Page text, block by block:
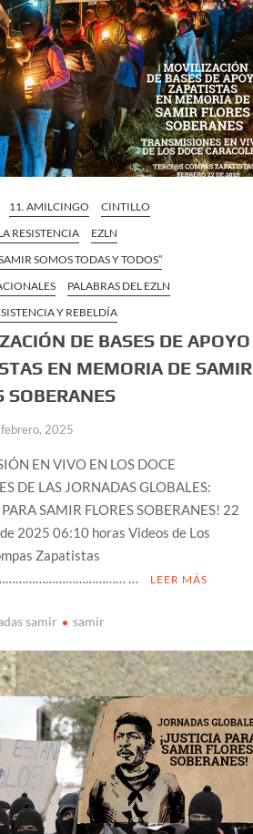
11. AMILCINGO
CINTILLO
RESISTENCIA
EZLN
SOMOS TODAS Y TODOS”
PALABRAS DEL EZLN
Y REBELDÍA
DE BASES DE APOYO
EN MEMORIA DE SAMIR
SOBERANES
2025
EN VIVO EN LOS DOCE
DE LAS JORNADAS GLOBALES:
SAMIR FLORES SOBERANES! 22
2025 06:10 horas Videos de Los
Zapatistas
…
LEER MÁS
samir samir